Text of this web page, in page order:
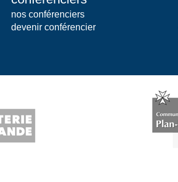
nos conférenciers
devenir conférencier